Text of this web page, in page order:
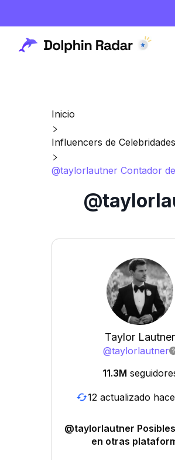
Inicio
Influencers de Celebridades
@taylorlautner Contador
Taylor Lautner
@taylorlautner
11.3M
12 actualizado
@taylorlautner
en otras